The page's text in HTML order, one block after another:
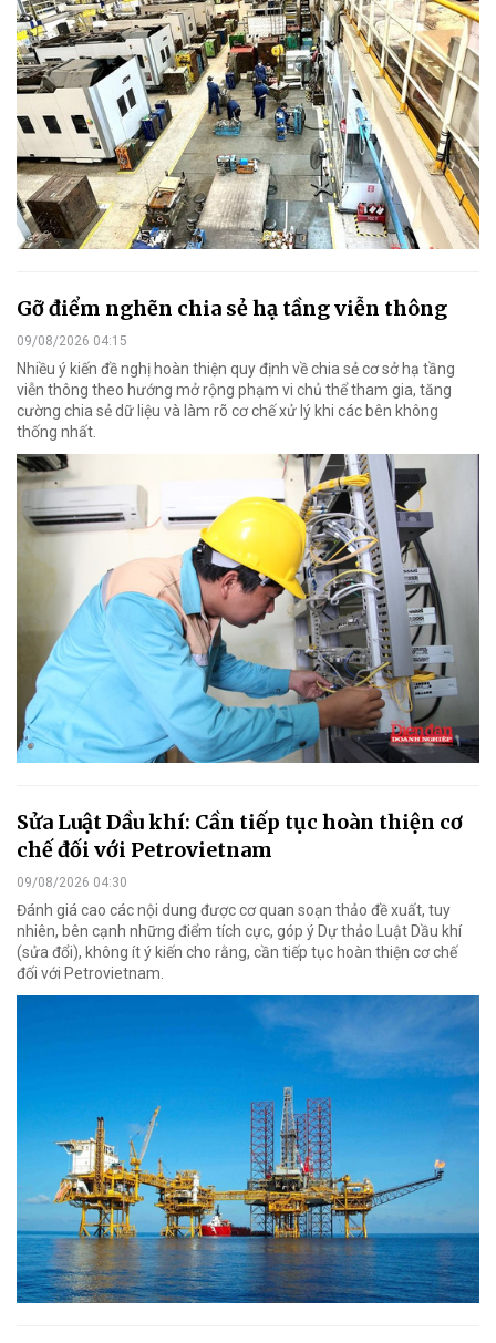
Gỡ điểm nghẽn chia sẻ hạ tầng viễn thông
09/08/2026 04:15
Nhiều ý kiến đề nghị hoàn thiện quy định về chia sẻ cơ sở hạ tầng
viễn thông theo hướng mở rộng phạm vi chủ thể tham gia, tăng
cường chia sẻ dữ liệu và làm rõ cơ chế xử lý khi các bên không
thống nhất.
Sửa Luật Dầu khí: Cần tiếp tục hoàn thiện cơ
chế đối với Petrovietnam
09/08/2026 04:30
Đánh giá cao các nội dung được cơ quan soạn thảo đề xuất, tuy
nhiên, bên cạnh những điểm tích cực, góp ý Dự thảo Luật Dầu khí
(sửa đổi), không ít ý kiến cho rằng, cần tiếp tục hoàn thiện cơ chế
đối với Petrovietnam.